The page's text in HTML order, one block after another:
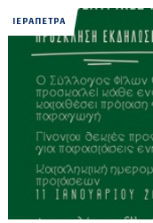
ΙΕΡΑΠΕΤΡΑ